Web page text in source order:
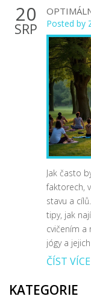
20
SRP Posted by
Jak často
faktorech,
stavu a
tipy, jak
cvičením a
jógy a
ČÍST VÍCE
KATEGORIE